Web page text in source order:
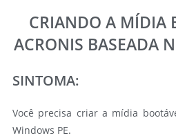
CRIANDO A MÍDIA
ACRONIS BASEADA
SINTOMA:
Você precisa criar a mídia
Windows PE.